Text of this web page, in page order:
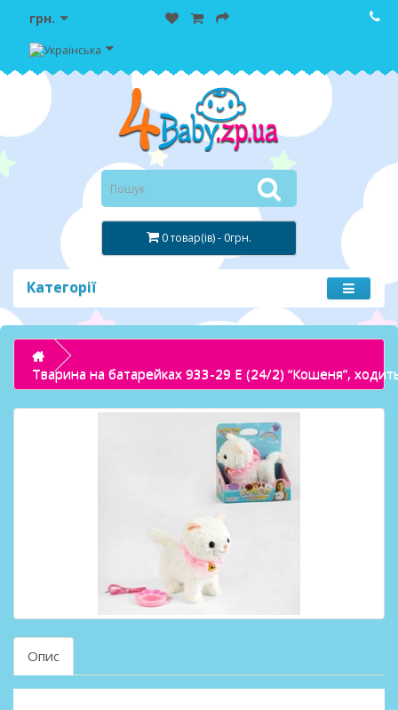
грн.
0 товар(ів) - 0грн.
Категорії
Тварина на батарейках 933-29 E (24/2) “Кошеня”,
Опис